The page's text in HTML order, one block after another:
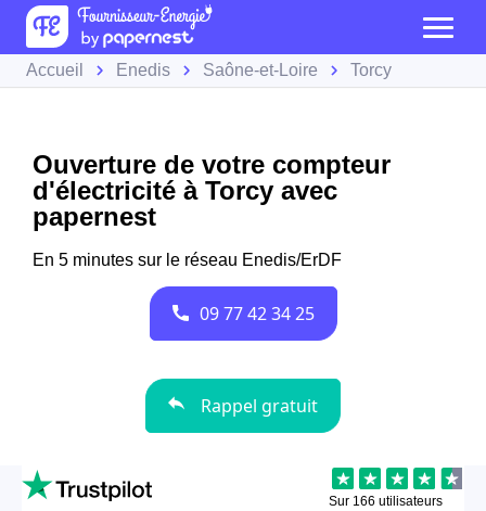
Accueil Enedis Saône-et-Loire Torcy